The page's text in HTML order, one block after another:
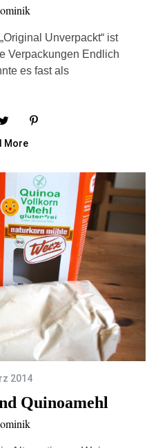
Unverpackt“ ist
Verpackungen Endlich
es fast als
More
2014
Quinoamehl